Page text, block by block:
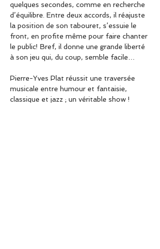
quelques secondes, comme en recherche
d’équilibre. Entre deux accords, il réajuste
la position de son tabouret, s’essuie le
front, en profite même pour faire chanter
le public! Bref, il donne une grande liberté
à son jeu qui, du coup, semble facile…
Pierre-Yves Plat réussit une traversée
musicale entre humour et fantaisie,
classique et jazz ; un véritable show !